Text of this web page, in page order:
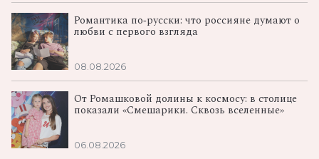
Романтика по‑русски: что россияне думают о
любви с первого взгляда
08.08.2026
От Ромашковой долины к космосу: в столице
показали «Смешарики. Сквозь вселенные»
06.08.2026